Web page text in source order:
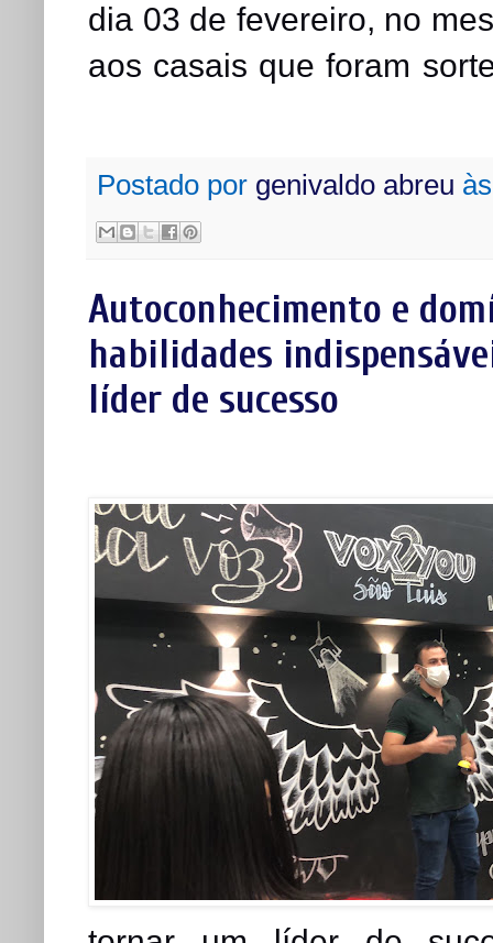
dia 03 de fevereiro, no
aos casais que foram
Postado por genivaldo abreu
Autoconhecimento e
habilidades
líder de sucesso